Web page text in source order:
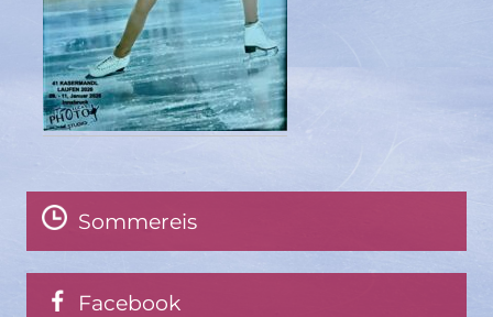
Sommereis
Facebook